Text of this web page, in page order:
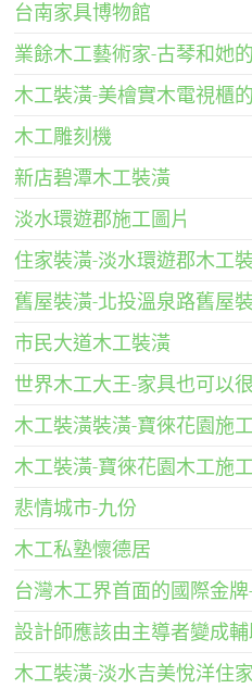
台南家具博物館
業餘木工藝術家-古琴和她
木工裝潢-美檜實木電視櫃
木工雕刻機
新店碧潭木工裝潢
淡水環遊郡施工圖片
住家裝潢-淡水環遊郡木工
舊屋裝潢-北投溫泉路舊屋
市民大道木工裝潢
世界木工大王-家具也可以
木工裝潢裝潢-寶徠花園施
木工裝潢-寶徠花園木工施
悲情城市-九份
木工私塾懷德居
台灣木工界首面的國際金
設計師應該由主導者變成
木工裝潢-淡水吉美悅洋住